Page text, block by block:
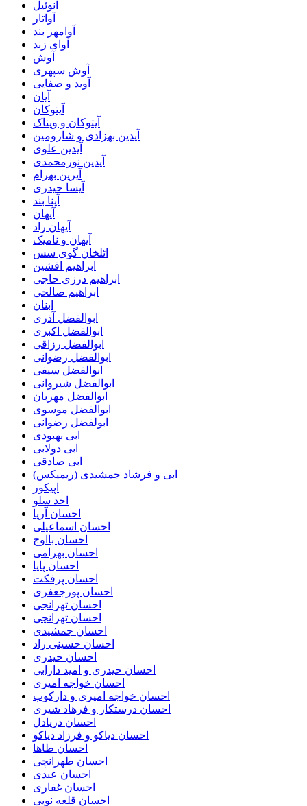
آنوئیل
آواتار
آوامهر بند
آوای زند
آوش
آوش سپهری
آوید و صفایی
آیان
آیتوکان
آیتوکان و ویناک
آیدین بهزادی و شارومین
آیدین علوی
آیدین نورمحمدی
آیرین بهرام
آیسا حیدری
آینا بند
آیهان
آیهان راد
آیهان و نامیک
ائلخان گوی سس
ابراهیم افشین
ابراهیم درزی حاجی
ابراهیم صالحی
ابنان
ابوالفضل آذری
ابوالفضل اکبری
ابوالفضل رزاقی
ابوالفضل رضوانی
ابوالفضل سیفی
ابوالفضل شیروانی
ابوالفضل مهربان
ابوالفضل موسوی
ابولفضل رضوانی
ابی بهبودی
ابی دولابی
ابی صادقی
ابی و فرشاد جمشیدی (ریمیکس)
اپیکور
احد سلو
احسان آریا
احسان اسماعیلی
احسان بااوج
احسان بهرامی
احسان پایا
احسان پرفکت
احسان پورجعفری
احسان تهرانجی
احسان تهرانچی
احسان جمشیدی
احسان حسینی راد
احسان حیدری
احسان حیدری و امید دارابی
احسان خواجه امیری
احسان خواجه امیری و دارکوب
احسان درستكار و فرهاد شيرى
احسان دریادل
احسان دیاکو و فرزاد دیاکو
احسان طاها
احسان طهرانچی
احسان عبدی
احسان غفاری
احسان قلعه نویی